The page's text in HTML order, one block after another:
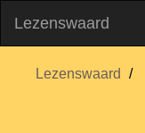
Lezenswaard
Lezenswaard